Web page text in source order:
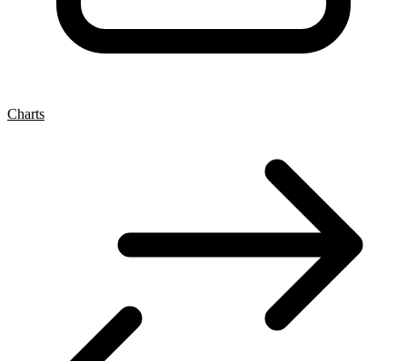
Charts